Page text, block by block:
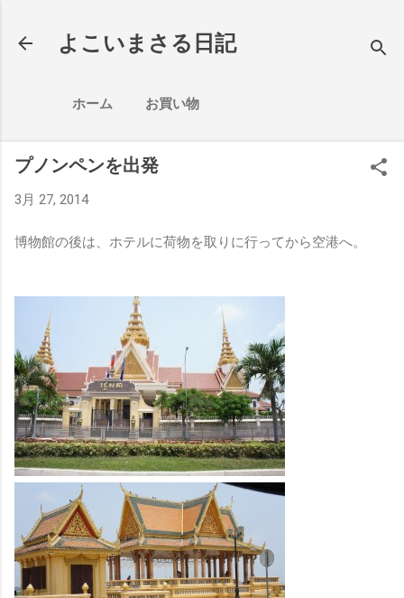
よこいまさる日記
ホーム お買い物
プノンペンを出発
3月 27, 2014
博物館の後は、ホテルに荷物を取りに行ってから空港へ。